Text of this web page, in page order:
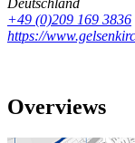
Deutschland
+49 (0)209 169 3836
https://
Overviews